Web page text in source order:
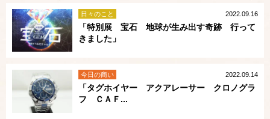
日々のこと 2022.09.16
「特別展 宝石 地球が生み出す奇跡 行って
きました」
今日の商い 2022.09.14
「タグホイヤー アクアレーサー クロノグラ
フ ＣＡＦ...